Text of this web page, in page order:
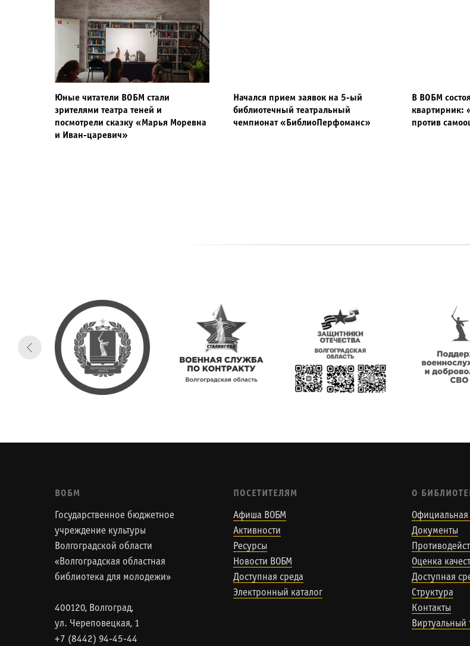
Юные читатели ВОБМ стали
зрителями театра теней и
посмотрели сказку «Марья Моревна
и Иван-царевич»
Начался прием заявок на 5-ый
библиотечный театральный
чемпионат «БиблиоПерфоманс»
В ВОБМ
квартирник:
против
ВОБМ
Государственное бюджетное
учреждение культуры
Волгоградской области
«Волгоградская областная
библиотека для молодежи»
400120, Волгоград,
ул. Череповецкая, 1
+7 (8442) 94-45-44
ПОСЕТИТЕЛЯМ
Афиша ВОБМ
Активности
Ресурсы
Новости ВОБМ
Доступная среда
Электронный каталог
О
Документы
Оценка
Доступная
Структура
Контакты
Виртуальный